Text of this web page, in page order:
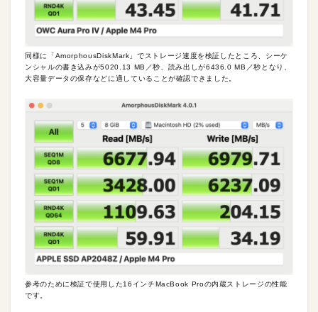
同様に「AmorphousDiskMark」でストレージ速度を検証したところ、シーケ
ンシャルの書き込みが5020.13 MB／秒、読み出しが6436.0 MB／秒となり、
大容量データの保存などに適していることが確認できました。
参考のために検証で使用した16インチMacBook Proの内蔵ストレージの性能
です。